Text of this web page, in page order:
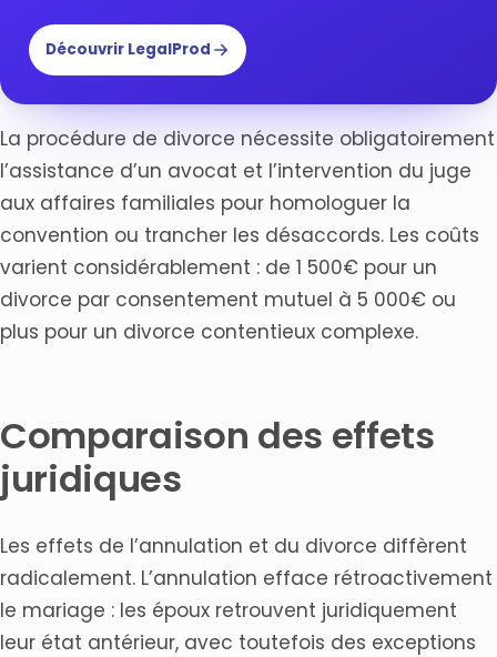
Découvrir LegalProd
La procédure de divorce nécessite obligatoirement
l’assistance d’un avocat et l’intervention du juge
aux affaires familiales pour homologuer la
convention ou trancher les désaccords. Les coûts
varient considérablement : de 1 500€ pour un
divorce par consentement mutuel à 5 000€ ou
plus pour un divorce contentieux complexe.
Comparaison des effets
juridiques
Les effets de l’annulation et du divorce diffèrent
radicalement. L’annulation efface rétroactivement
le mariage : les époux retrouvent juridiquement
leur état antérieur, avec toutefois des exceptions